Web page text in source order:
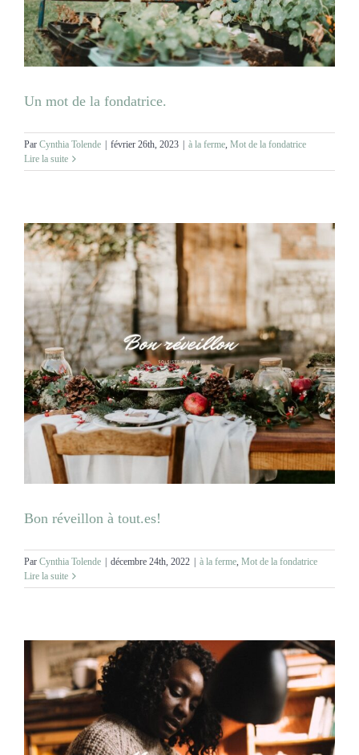
NOS ACTIVITES
CGV
Un mot de la fondatrice.
Par Cynthia Tolende | février 26th, 2023 | à la ferme Mot de la fondatrice
Lire la suite
Bon réveillon à tout.es!
Par Cynthia Tolende décembre 24th, 2022 à la ferme, Mot de la fondatrice
Lire la suite